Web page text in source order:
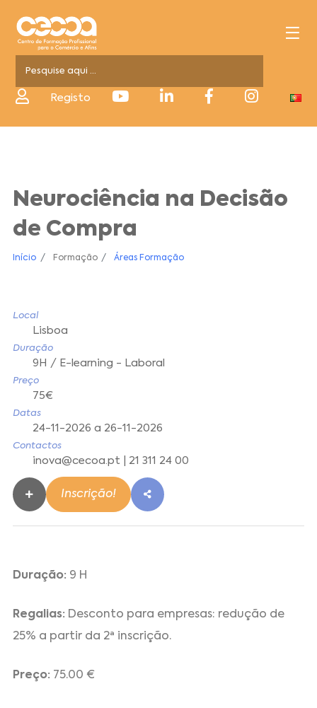
Registo
Neurociência na Decisão
de Compra
Início Formação Áreas Formação
Local
Lisboa
Duração
9H / E-learning - Laboral
Preço
75€
Datas
24-11-2026 a 26-11-2026
Contactos
inova@cecoa.pt | 21 311 24 00
Inscrição!
Duração: 9 H
Regalias: Desconto para empresas: redução de
25% a partir da 2ª inscrição.
Preço: 75.00 €